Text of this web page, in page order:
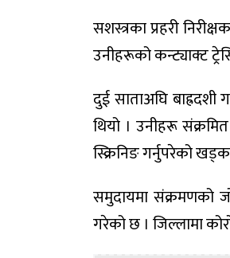
सशस्त्रका प्रहरी
उनीहरूको कन्ट्याक्ट
दुई साताअघि
थियो । उनीहरू
स्क्रिनिङ गर्नुपरेको
समुदायमा संक्रमणको
गरेको छ । जिल्लामा